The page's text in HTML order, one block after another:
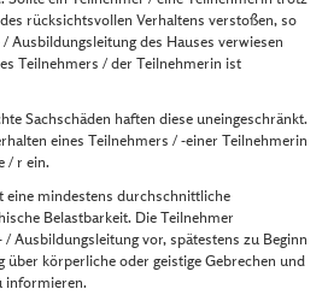
rücksichtsvollen Verhaltens verstoßen, so
Ausbildungsleitung des Hauses verwiesen
Teilnehmers / der Teilnehmerin ist
Sachschäden haften diese uneingeschränkt.
eines Teilnehmers / -einer Teilnehmerin
/ r ein.
eine mindestens durchschnittliche
Belastbarkeit. Die Teilnehmer
Ausbildungsleitung vor, spätestens zu Beginn
über körperliche oder geistige Gebrechen und
informieren.